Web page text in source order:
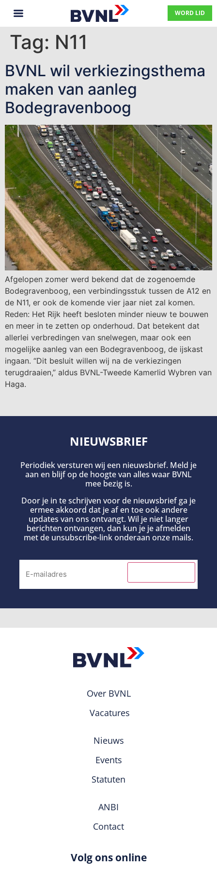
WORD LID
Tag: N11
BVNL wil verkiezingsthema
maken van aanleg
Bodegravenboog
Afgelopen zomer werd bekend dat de zogenoemde
Bodegravenboog, een verbindingsstuk tussen de A12 en
de N11, er ook de komende vier jaar niet zal komen.
Reden: Het Rijk heeft besloten minder nieuw te bouwen
en meer in te zetten op onderhoud. Dat betekent dat
allerlei verbredingen van snelwegen, maar ook een
mogelijke aanleg van een Bodegravenboog, de ijskast
ingaan. “Dit besluit willen wij na de verkiezingen
terugdraaien,” aldus BVNL-Tweede Kamerlid Wybren van
Haga.
NIEUWSBRIEF
Periodiek versturen wij een nieuwsbrief. Meld je
aan en blijf op de hoogte van alles waar BVNL
mee bezig is.
Door je in te schrijven voor de nieuwsbrief ga je
ermee akkoord dat je af en toe ook andere
updates van ons ontvangt. Wil je niet langer
berichten ontvangen, dan kun je je afmelden
met de unsubscribe-link onderaan onze mails.
Over BVNL
Vacatures
Nieuws
Events
Statuten
ANBI
Contact
Volg ons online